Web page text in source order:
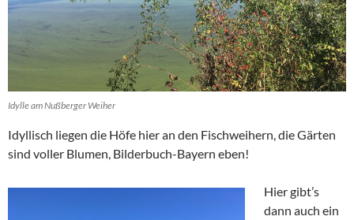
Idylle am Nußberger Weiher
Idyllisch liegen die Höfe hier an den Fischweihern, die Gärten
sind voller Blumen, Bilderbuch-Bayern eben!
Hier gibt’s
dann auch ein